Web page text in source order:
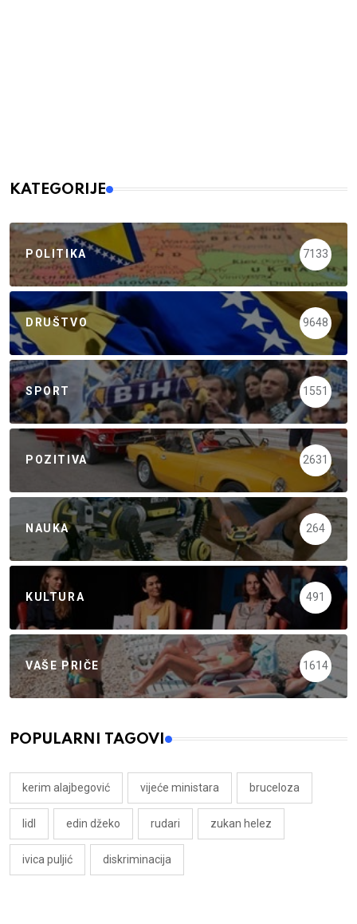
KATEGORIJE
POLITIKA 7133
DRUŠTVO 9648
SPORT 1551
POZITIVA 2631
NAUKA 264
KULTURA 491
VAŠE PRIČE 1614
POPULARNI TAGOVI
kerim alajbegović vijeće ministara bruceloza
lidl edin džeko rudari zukan helez
ivica puljić diskriminacija